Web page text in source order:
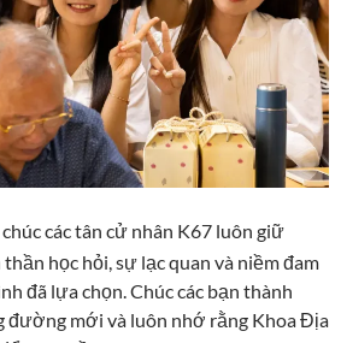
các tân cử nhân K67 luôn giữ
học hỏi, sự lạc quan và niềm đam
đã lựa chọn. Chúc các bạn thành
đường mới và luôn nhớ rằng Khoa Địa